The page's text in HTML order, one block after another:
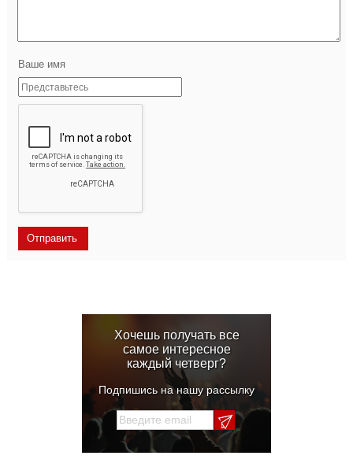
Ваше имя
Хочешь получать все
самое интересное
каждый четверг?
Подпишись на нашу рассылку